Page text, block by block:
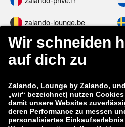
zalando-lounge.be
zalando-lounge.fi
zalando-lounge.co.uk
zalando-prive.es
zalando-lounge.lt